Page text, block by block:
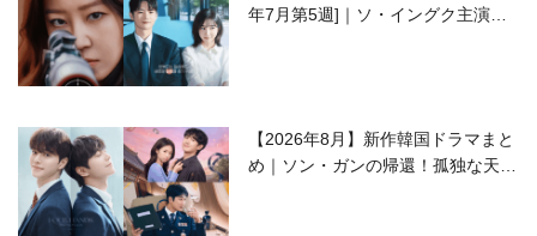
年7月第5週]｜ソ・イングク主演の
【2026年8月】新作韓国ドラマまと
め｜ソン・ガンの帰還！孤独な天才